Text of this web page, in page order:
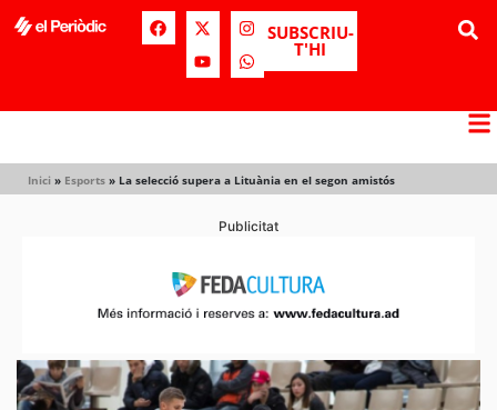
SUBSCRIU-
T'HI
Inici » Esports » La selecció supera a Lituània en el segon amistós
Publicitat